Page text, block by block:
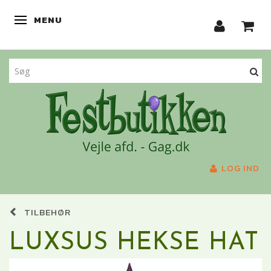
SKIFTE NAVIGATION
MENU
LOG IND
TILBEHØR
LUXSUS HEKSE HAT